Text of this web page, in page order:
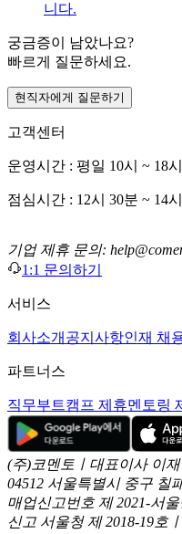
니다.
궁금증이 남았나요?
빠르게 질문하세요.
현직자에게 질문하기
고객센터
운영시간 : 평일 10시 ~ 18
점심시간 : 12시 30분 ~ 14시
기업 제휴 문의:
1:1 문의하기
서비스
회사소개 공지사항인재 채
파트너스
직무부트캠프 제휴멘토링
(주)코멘토ㅣ대표이사 이
04512 서울특별시 중구 칠
매업신고번호 제 2021-서
신고 서울청 제 2018-19호